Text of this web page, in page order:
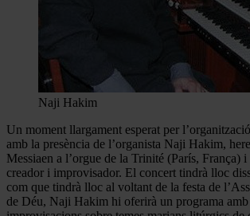
Naji Hakim
Un moment llargament esperat per
amb la presència de l’organista Naji Hakim,
Messiaen a l’orgue de la Trinité (París, França)
creador i improvisador. El concert tindrà lloc
com que tindrà lloc al voltant de la festa de
de Déu, Naji Hakim hi oferirà un programa amb